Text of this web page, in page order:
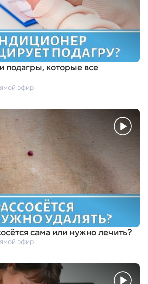
подагры,которые все
эфир
сама или нужно лечить?
эфир